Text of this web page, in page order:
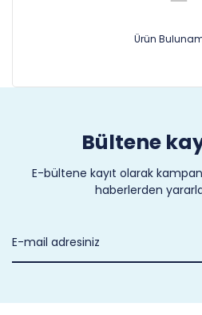
Ürün
Bültene
E-bültene kayıt olarak
haberlerden